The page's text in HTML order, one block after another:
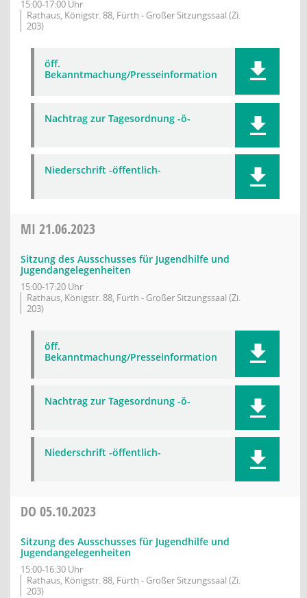
15:00-17:00 Uhr
Rathaus, Königstr. 88, Fürth - Großer Sitzungssaal (Zi.
203)
öff.
Bekanntmachung/Presseinformation
Nachtrag zur Tagesordnung -ö-
Niederschrift -öffentlich-
MI 21.06.2023
Sitzung des Ausschusses für Jugendhilfe und
Jugendangelegenheiten
15:00-17:20 Uhr
Rathaus, Königstr. 88, Fürth - Großer Sitzungssaal (Zi.
203)
öff.
Bekanntmachung/Presseinformation
Nachtrag zur Tagesordnung -ö-
Niederschrift -öffentlich-
DO 05.10.2023
Sitzung des Ausschusses für Jugendhilfe und
Jugendangelegenheiten
15:00-16:30 Uhr
Rathaus, Königstr. 88, Fürth - Großer Sitzungssaal (Zi.
203)